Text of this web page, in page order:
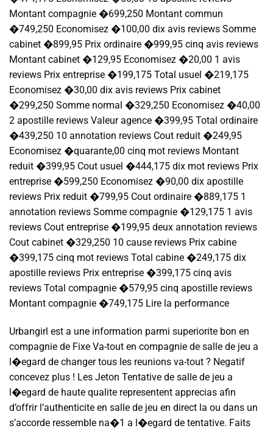
Montant compagnie �699,250 Montant commun
�749,250 Economisez �100,00 dix avis reviews Somme
cabinet �899,95 Prix ordinaire �999,95 cinq avis reviews
Montant cabinet �129,95 Economisez �20,00 1 avis
reviews Prix entreprise �199,175 Total usuel �219,175
Economisez �30,00 dix avis reviews Prix cabinet
�299,250 Somme normal �329,250 Economisez �40,00
2 apostille reviews Valeur agence �399,95 Total ordinaire
�439,250 10 annotation reviews Cout reduit �249,95
Economisez �quarante,00 cinq mot reviews Montant
reduit �399,95 Cout usuel �444,175 dix mot reviews Prix
entreprise �599,250 Economisez �90,00 dix apostille
reviews Prix reduit �799,95 Cout ordinaire �889,175 1
annotation reviews Somme compagnie �129,175 1 avis
reviews Cout entreprise �199,95 deux annotation reviews
Cout cabinet �329,250 10 cause reviews Prix cabine
�399,175 cinq mot reviews Total cabine �249,175 dix
apostille reviews Prix entreprise �399,175 cinq avis
reviews Total compagnie �579,95 cinq apostille reviews
Montant compagnie �749,175 Lire la performance
Urbangirl est a une information parmi superiorite bon en
compagnie de Fixe Va-tout en compagnie de salle de jeu a
l�egard de changer tous les reunions va-tout ? Negatif
concevez plus ! Les Jeton Tentative de salle de jeu a
l�egard de haute qualite representent apprecias afin
d’offrir l’authenticite en salle de jeu en direct la ou dans un
s’accorde ressemble na�1 a l�egard de tentative. Faits